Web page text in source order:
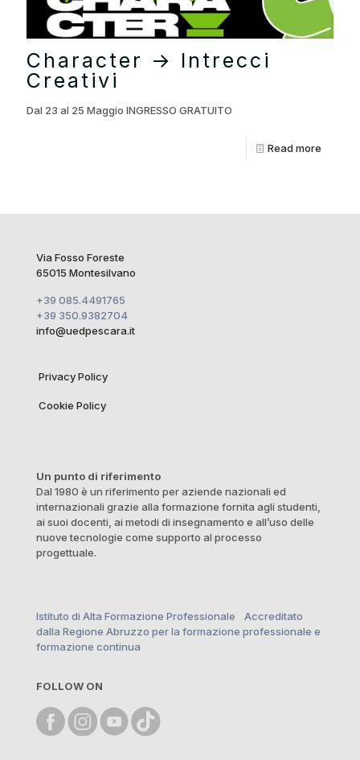
Character → Intrecci
Creativi
Dal 23 al 25 Maggio INGRESSO GRATUITO
Read more
Via Fosso Foreste
65015 Montesilvano
+39 085.4491765
+39 350.9382704
info@uedpescara.it
Privacy Policy
Cookie Policy
Un punto di riferimento
Dal 1980 è un riferimento per aziende nazionali ed
internazionali grazie alla formazione fornita agli studenti,
ai suoi docenti, ai metodi di insegnamento e all’uso delle
nuove tecnologie come supporto al processo
progettuale.
Istituto di Alta Formazione Professionale Accreditato
dalla Regione Abruzzo per la formazione professionale e
formazione continua
FOLLOW ON